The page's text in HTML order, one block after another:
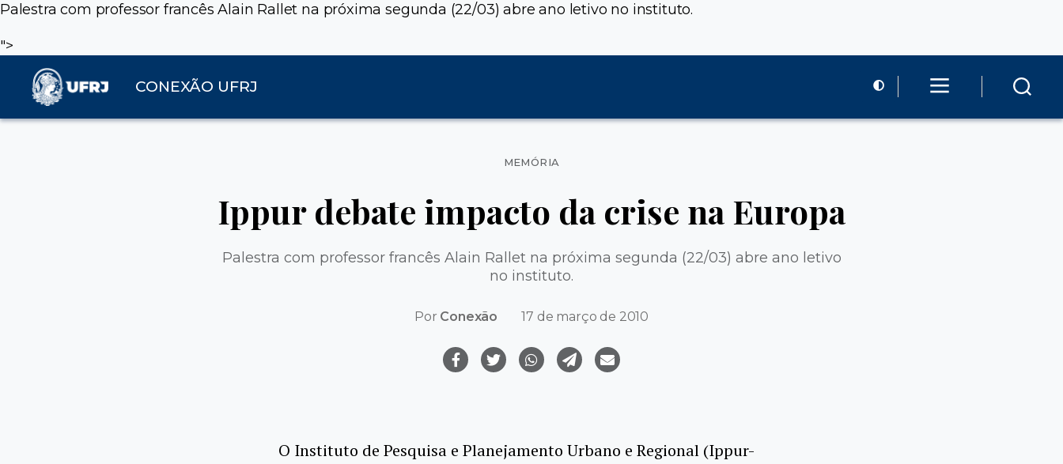
Palestra com professor francês Alain Rallet na próxima segunda (22/03) abre ano letivo no instituto.
">
CONEXÃO UFRJ
Categorias
MEMÓRIA
Ippur debate impacto da crise na Europa
Palestra com professor francês Alain Rallet na próxima segunda (22/03) abre ano letivo
no instituto.
Por Conexão 17 de março de 2010
O Instituto de Pesquisa e Planejamento Urbano e Regional (Ippur-